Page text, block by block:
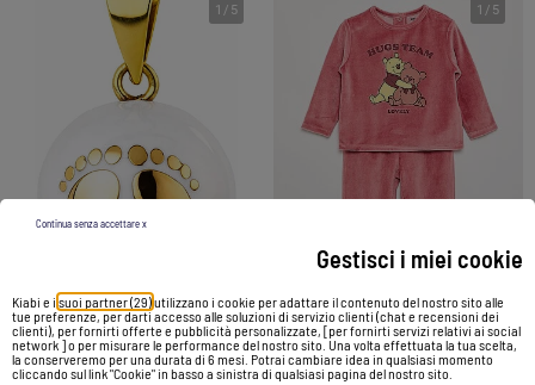
Gestisci i miei cookie
Kiabi e i suoi partner (29)utilizzano i cookie per adattare il contenuto del nostro sito alle
tue preferenze, per darti accesso alle soluzioni di servizio clienti (chat e recensioni dei
clienti), per fornirti offerte e pubblicità personalizzate, [per fornirti servizi relativi ai social
network ] o per misurare le performance del nostro sito. Una volta effettuata la tua scelta,
la conserveremo per una durata di 6 mesi. Potrai cambiare idea in qualsiasi momento
cliccando sul link "Cookie" in basso a sinistra di qualsiasi pagina del nostro sito.
Continua senza accettare x
1 / 5
Bola di gravidanza, collana bianca con piedi dorati | Bola
1 / 5
Pigiama in velluto 2 pezzi 'Winnie'